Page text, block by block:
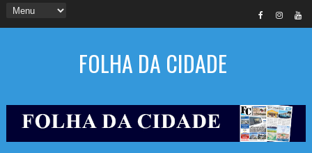
FOLHA DA CIDADE